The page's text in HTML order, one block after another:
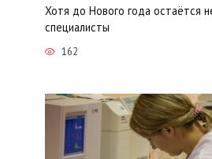
Хотя до Нового года остаётся
специалисты
162